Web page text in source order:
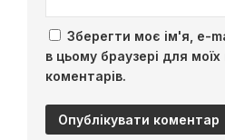
Зберегти моє ім'я, e-
в цьому браузері для
коментарів.